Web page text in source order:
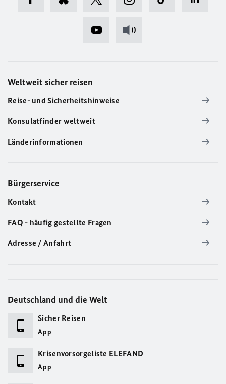
Weltweit sicher reisen
Reise- und Sicherheitshinweise
Konsulatfinder weltweit
Länderinformationen
Bürgerservice
Kontakt
FAQ - häufig gestellte Fragen
Adresse / Anfahrt
Deutschland und die Welt
Sicher Reisen
App
Krisenvorsorgeliste ELEFAND
App